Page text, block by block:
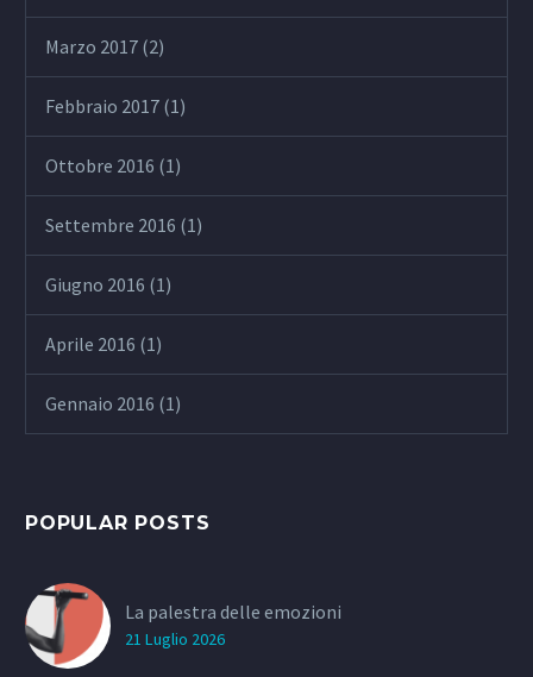
Marzo 2017 (2)
Febbraio 2017 (1)
Ottobre 2016 (1)
Settembre 2016 (1)
Giugno 2016 (1)
Aprile 2016 (1)
Gennaio 2016 (1)
POPULAR POSTS
La palestra delle emozioni
21 Luglio 2026